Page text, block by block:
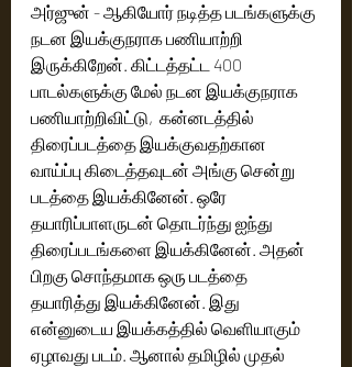
அர்ஜுன் - ஆகியோர் நடித்த படங்களுக்கு
நடன இயக்குநராக பணியாற்றி
இருக்கிறேன். கிட்டத்தட்ட 400
பாடல்களுக்கு மேல் நடன இயக்குநராக
பணியாற்றிவிட்டு,  கன்னடத்தில்
திரைப்படத்தை இயக்குவதற்கான
வாய்ப்பு கிடைத்தவுடன் அங்கு சென்று
படத்தை இயக்கினேன். ஒரே
தயாரிப்பாளருடன் தொடர்ந்து ஐந்து
திரைப்படங்களை இயக்கினேன். அதன்
பிறகு சொந்தமாக ஒரு படத்தை
தயாரித்து இயக்கினேன். இது
என்னுடைய இயக்கத்தில் வெளியாகும்
ஏழாவது படம். ஆனால் தமிழில் முதல்